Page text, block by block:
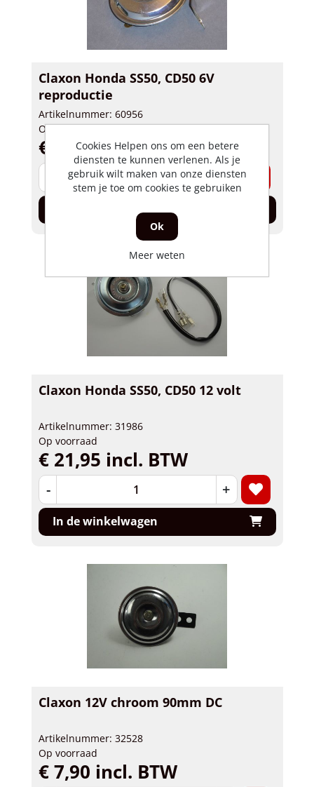
Claxon Honda SS50, CD50 6V
reproductie
Artikelnummer: 60956
Op voorraad
€ 30,86 incl. BTW
+
In de winkelwagen
Claxon Honda SS50, CD50 12 volt
Artikelnummer: 31986
Op voorraad
€ 21,95 incl. BTW
- +
In de winkelwagen
Claxon 12V chroom 90mm DC
Artikelnummer: 32528
Op voorraad
€ 7,90 incl. BTW
Cookies Helpen ons om een betere
diensten te kunnen verlenen. Als je
gebruik wilt maken van onze diensten
stem je toe om cookies te gebruiken
Ok
Meer weten